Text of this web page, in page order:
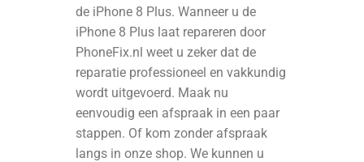
de iPhone 8 Plus. Wanneer u de
iPhone 8 Plus laat repareren door
PhoneFix.nl weet u zeker dat de
reparatie professioneel en vakkundig
wordt uitgevoerd. Maak nu
eenvoudig een afspraak in een paar
stappen. Of kom zonder afspraak
langs in onze shop. We kunnen u